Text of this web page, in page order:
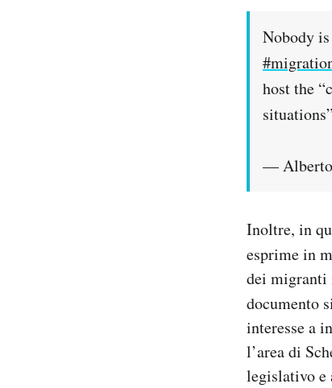
Nobody
host the
— Alberto
Inoltre, in
esprime in
dei migranti
documento
interesse a
l’area di
legislativo e